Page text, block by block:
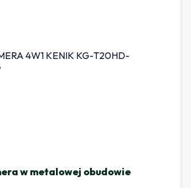
w metalowej obudowie